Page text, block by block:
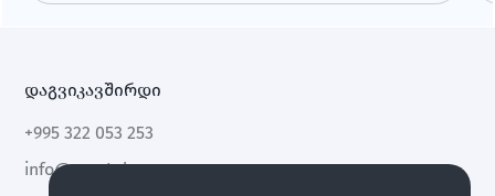
დაგვიკავშირდი
+995 322 053 253
info@cryptal.com